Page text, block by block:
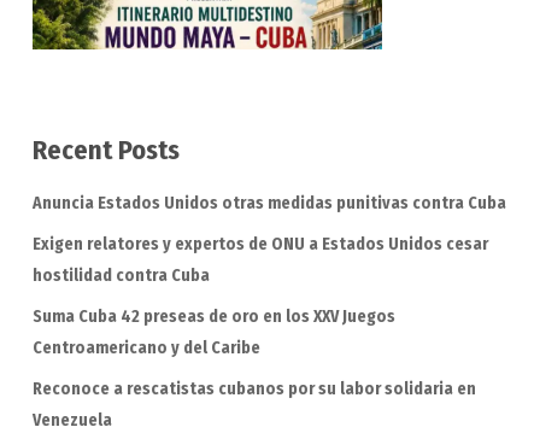
Recent Posts
Anuncia Estados Unidos otras medidas punitivas contra Cuba
Exigen relatores y expertos de ONU a Estados Unidos cesar
hostilidad contra Cuba
Suma Cuba 42 preseas de oro en los XXV Juegos
Centroamericano y del Caribe
Reconoce a rescatistas cubanos por su labor solidaria en
Venezuela